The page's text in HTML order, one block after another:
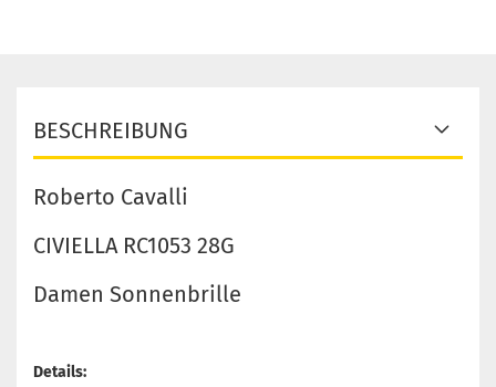
BESCHREIBUNG
Roberto Cavalli
CIVIELLA RC1053 28G
Damen Sonnenbrille
Details: